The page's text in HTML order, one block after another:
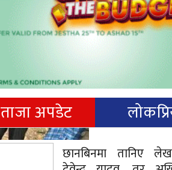
ताजा अपडेट
छानबिनमा तानिए